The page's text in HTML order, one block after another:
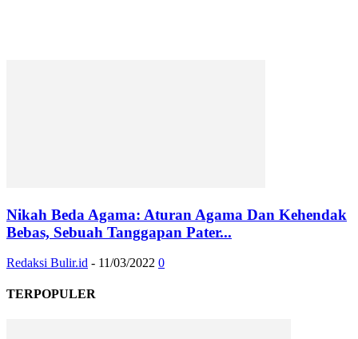
Nikah Beda Agama: Aturan Agama Dan Kehendak
Bebas, Sebuah Tanggapan Pater...
Redaksi Bulir.id - 11/03/2022 0
TERPOPULER